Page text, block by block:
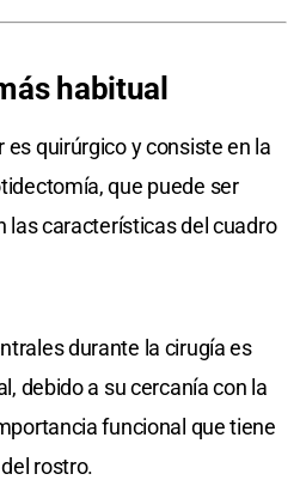
habitual
quirúrgico y consiste en la
que puede ser
las características del cuadro
durante la cirugía es
debido a su cercanía con la
funcional que tiene
rostro.